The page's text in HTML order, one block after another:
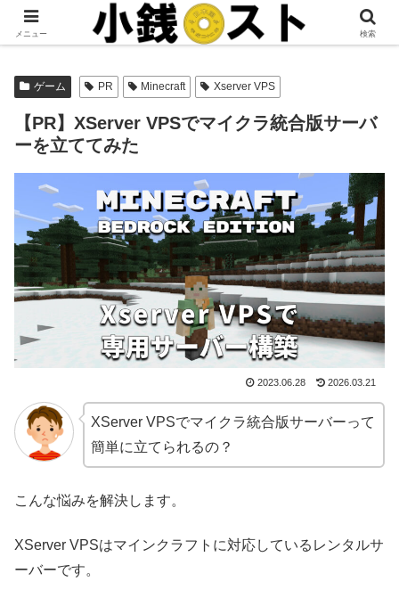
当サイトではアフィリエイト広告を掲載しています。
ゲーム PR Minecraft Xserver VPS
【PR】XServer VPSでマイクラ統合版サーバ
ーを立ててみた
2023.06.28 2026.03.21
XServer VPSでマイクラ統合版サーバーって
簡単に立てられるの？
こんな悩みを解決します。
XServer VPSはマインクラフトに対応しているレンタルサ
ーバーです。
メニュー 検索